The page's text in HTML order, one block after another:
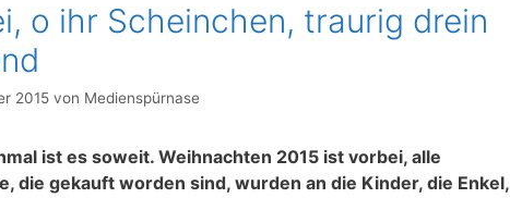
o ihr Scheinchen, traurig drein
2015 von Medienspürnase
ist es soweit. Weihnachten 2015 ist vorbei, alle
die gekauft worden sind, wurden an die Kinder, die Enkel,